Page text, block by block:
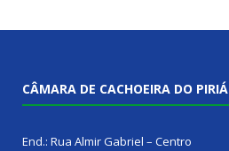
CÂMARA DE CACHOEIRA DO PIRIÁ
End.: Rua Almir Gabriel – Centro